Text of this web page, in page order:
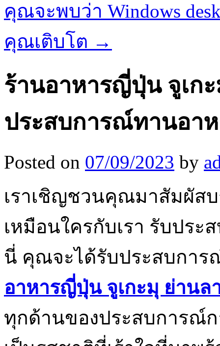
คุณจะพบว่า Windows
คุณเติบโต →
ร้านอาหารญี่ปุ่น จูเก
ประสบการณ์ทานอา
Posted on 07/09/2023 by
เราเชิญชวนคุณมาสัมผัส
เหมือนใครกับเรา รับปร
นี่ คุณจะได้รับประสบการ
อาหารญี่ปุ่น จูเกะมุ ย่านล
ทุกด้านของประสบการณ์